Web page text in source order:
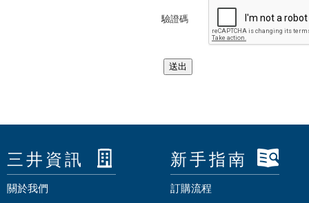
驗證碼
三井資訊
關於我們
新手指南
訂購流程